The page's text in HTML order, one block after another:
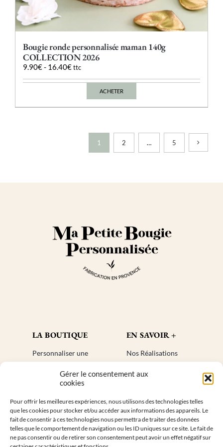
Gérer le consentement aux
cookies
Pour offrir les meilleures expériences, nous utilisons des technologies telles
que les cookies pour stocker et/ou accéder aux informations des appareils. Le
fait de consentir à ces technologies nous permettra de traiter des données
telles que le comportement de navigation ou les ID uniques sur ce site. Le fait de
ne pas consentir ou de retirer son consentement peut avoir un effet négatif sur
Bougie ronde personnalisée maman 140g
COLLECTION 2026
9.90€- 16.40€ ttc
ACHETER
Ce
variations.
sur
1 2 … 5
LA BOUTIQUE
Personnaliser une
Cadeaux invités
Livraisons
Retours
EN SAVOIR +
Nos Réalisations
Créer un compte
Faq
INFORMATIONS DE CONTACT